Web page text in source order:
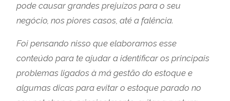
pode causar grandes prejuízos para o seu
negócio, nos piores casos, até a falência.
Foi pensando nisso que elaboramos esse
conteúdo para te ajudar a identificar os principais
problemas ligados à má gestão do estoque e
algumas dicas para evitar o estoque parado no